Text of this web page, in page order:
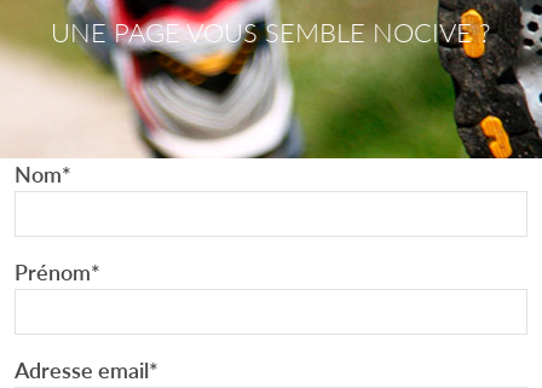
UNE PAGE VOUS SEMBLE NOCIVE ?
Nom*
Prénom*
Adresse email*